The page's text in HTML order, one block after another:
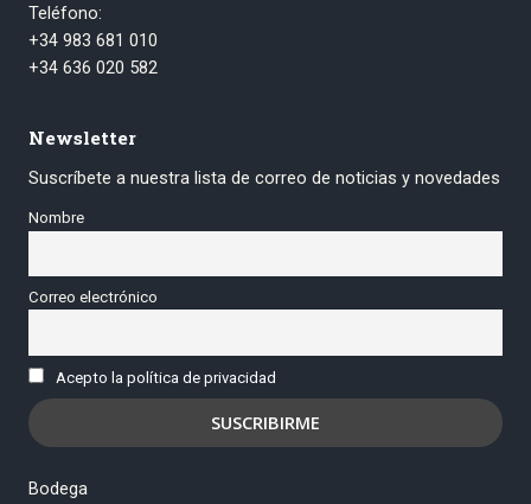
Teléfono:
+34 983 681 010
+34 636 020 582
Newsletter
Suscríbete a nuestra lista de correo de noticias y novedades
Nombre
Correo electrónico
Acepto la política de privacidad
Bodega